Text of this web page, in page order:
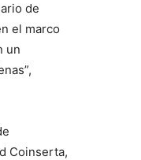
de
el marco
un
Coinserta,